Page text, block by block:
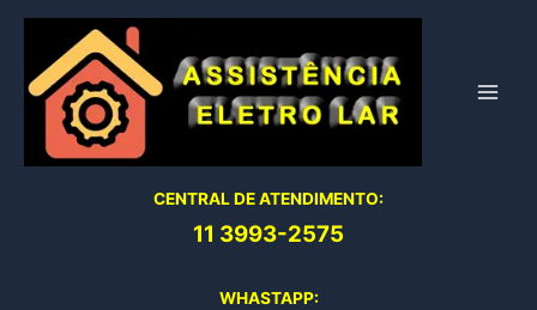
conteúdo
CENTRAL DE ATENDIMENTO:
11 3993-2575
WHASTAPP: